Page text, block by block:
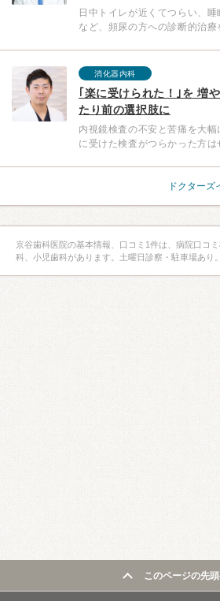
日中トイレが近くてつらい、
など、頻尿の方への診断的治療
消化器内科
｢楽に受けられた！｣を 増
たり前の選択肢に
内視鏡検査の不安と苦痛を大
に受けた検査がつらかった方は
ドクター
京谷歯科医院の基本情報、口コミ1件は、病院口コ
科、小児歯科があります。土曜日診察・駐車場あり。
このページの先